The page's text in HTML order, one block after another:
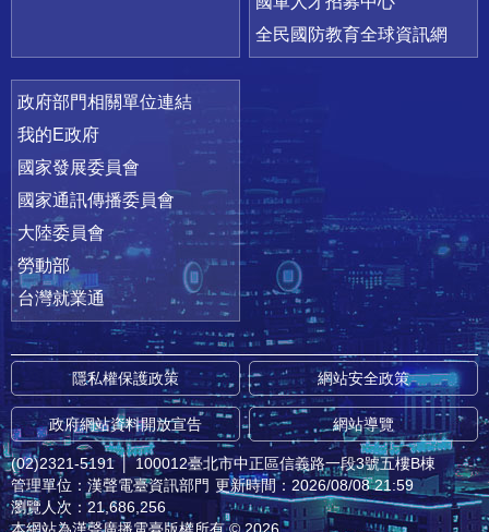
全民國防教育全球資訊網
政府部門相關單位連結
我的E政府
國家發展委員會
國家通訊傳播委員會
大陸委員會
勞動部
台灣就業通
隱私權保護政策 網站安全政策
政府網站資料開放宣告 網站導覽
(02)2321-5191 │ 100012臺北市中正區信義路一段3號五樓B棟
管理單位：漢聲電臺資訊部門 更新時間：2026/08/08 21:59
瀏覽人次：21,686,256